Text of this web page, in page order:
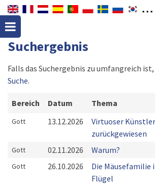
Suchergebnis
Falls das Suchergebnis zu umfangreich
Suche.
Bereich Datum Thema
Gott 13.12.2026
Virtuoser Künstler
zurückgewiesen
Gott 02.11.2026 Warum?
Gott 26.10.2026
Die Mäusefamilie
Flügel